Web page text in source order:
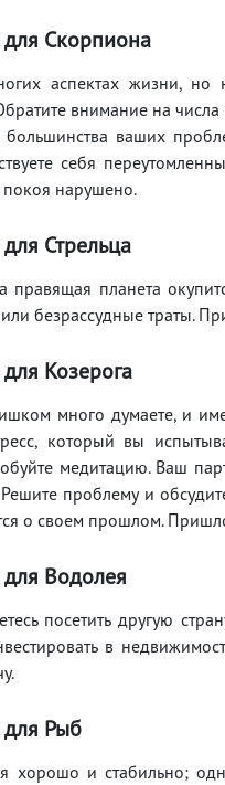
Скорпиона
аспектах жизни, но
внимание на числа
большинства ваших
себя
покоя нарушено.
Стрельца
планета
безрассудные траты.
Козерога
много думаете, и
который вы
медитацию. Ваш
проблему и
о своем прошлом. Пришло
Водолея
посетить другую
в
Рыб
хорошо и стабильно;